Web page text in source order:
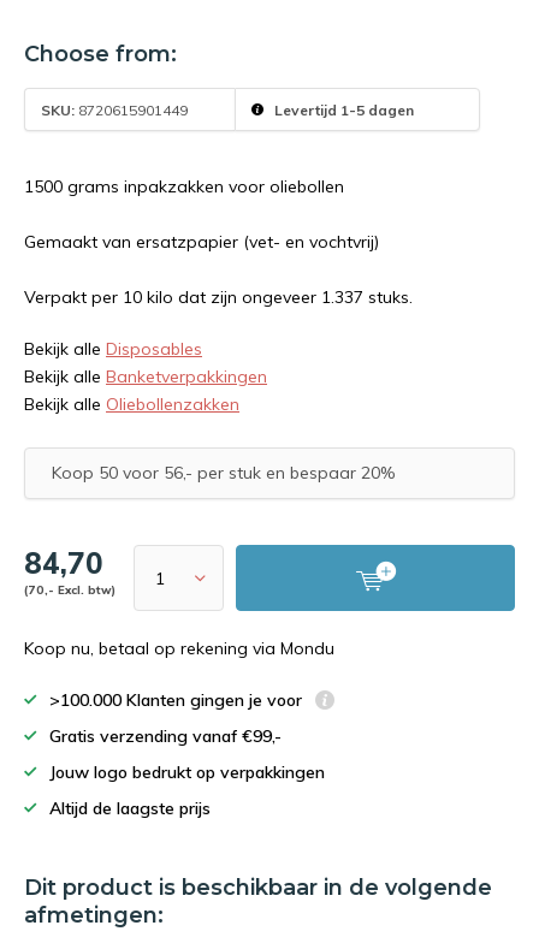
Choose from:
SKU: 8720615901449 Levertijd 1-5 dagen
1500 grams inpakzakken voor oliebollen
Gemaakt van ersatzpapier (vet- en vochtvrij)
Verpakt per 10 kilo dat zijn ongeveer 1.337 stuks.
Bekijk alle Disposables
Bekijk alle Banketverpakkingen
Bekijk alle Oliebollenzakken
Koop 50 voor 56,- per stuk en bespaar 20%
84,70
(70,- Excl. btw)
Koop nu, betaal op rekening via Mondu
>100.000 Klanten gingen je voor
Gratis verzending vanaf €99,-
Jouw logo bedrukt op verpakkingen
Altijd de laagste prijs
Dit product is beschikbaar in de volgende
afmetingen: